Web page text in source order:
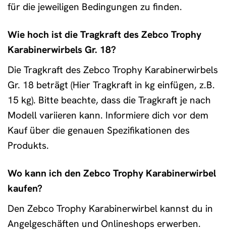
für die jeweiligen Bedingungen zu finden.
Wie hoch ist die Tragkraft des Zebco Trophy
Karabinerwirbels Gr. 18?
Die Tragkraft des Zebco Trophy Karabinerwirbels
Gr. 18 beträgt (Hier Tragkraft in kg einfügen, z.B.
15 kg). Bitte beachte, dass die Tragkraft je nach
Modell variieren kann. Informiere dich vor dem
Kauf über die genauen Spezifikationen des
Produkts.
Wo kann ich den Zebco Trophy Karabinerwirbel
kaufen?
Den Zebco Trophy Karabinerwirbel kannst du in
Angelgeschäften und Onlineshops erwerben.